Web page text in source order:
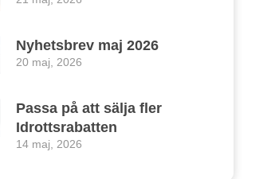
Nyhetsbrev maj 2026
20 maj, 2026
Passa på att sälja fler
Idrottsrabatten
14 maj, 2026